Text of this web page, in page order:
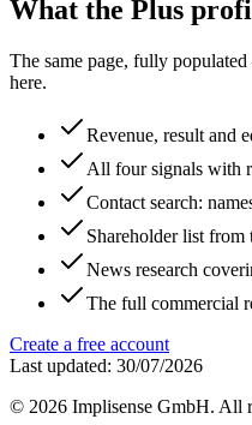
What the Plus
The same page, fully
here.
Revenue, result and
All four signals with
Contact search:
Shareholder list
News research
The full commercial
Create a free account
Last updated: 30/07/2026
© 2026 Implisense GmbH. All